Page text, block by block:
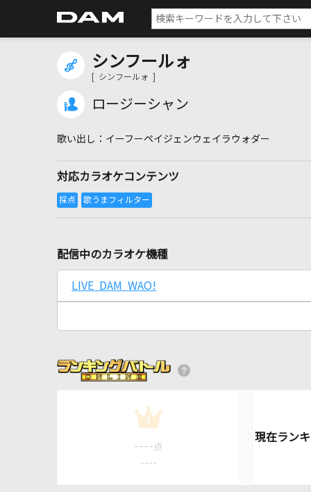
シンフールォ
[ シンフールォ ]
ロージーシャン
イーフーペイジェンウェイラウォダー
対応カラオケコンテンツ
配信中のカラオケ機種
LIVE DAM WAO!
1
---- 点
----